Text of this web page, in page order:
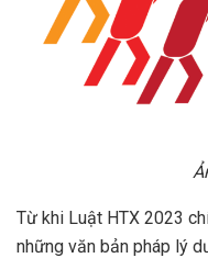
Từ khi Luật HTX 2023
những văn bản pháp lý